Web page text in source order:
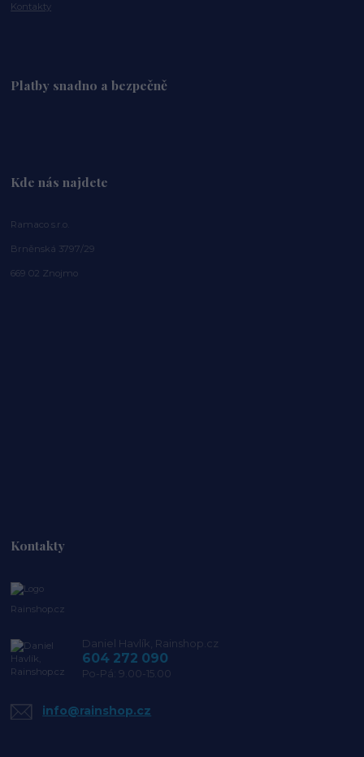
Kontakty
Platby snadno a bezpečně
Kde nás najdete
Ramaco s.r.o.
Brněnská 3797/29
669 02 Znojmo
Kontakty
Rainshop.cz
Daniel Havlík, Rainshop.cz
604 272 090
Po-Pá: 9.00-15.00
info@rainshop.cz